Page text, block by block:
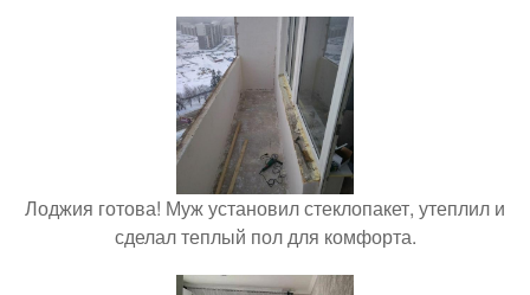
Лоджия готова! Муж установил стеклопакет, утеплил и
сделал теплый пол для комфорта.